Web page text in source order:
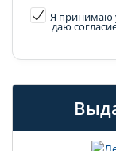
Я принимаю
даю